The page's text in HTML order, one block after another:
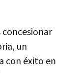
un
con éxito en